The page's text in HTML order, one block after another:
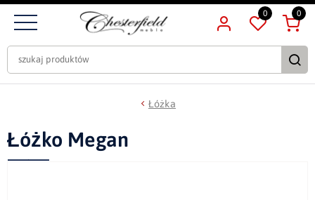
0 0
Łóżka
Łóżko Megan